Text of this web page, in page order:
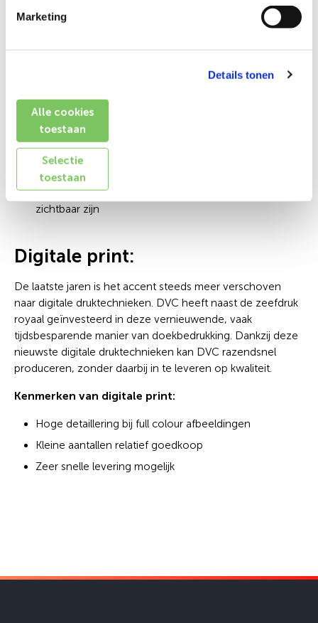
Marketing
Details tonen
Alle cookies
toestaan
Selectie
toestaan
Hoge kleurechtheid
De DVC SignStore investeert continue in het optimaliseren
van haar druktechnieken. Met als resultaat dat DVC nu met
zeer hoge liniatuur (tot 14 lijns!) kan drukken.
Hogere liniatuur biedt de volgende voordelen:
Zeer gedetailleerd beeld mogelijk
Rustig beeld doordat de rasterpunten nauwelijks
zichtbaar zijn
Digitale print:
De laatste jaren is het accent steeds meer verschoven
naar digitale druktechnieken. DVC heeft naast de zeefdruk
royaal geïnvesteerd in deze vernieuwende, vaak
tijdsbesparende manier van doekbedrukking. Dankzij deze
nieuwste digitale druktechnieken kan DVC razendsnel
produceren, zonder daarbij in te leveren op kwaliteit.
Kenmerken van digitale print:
Hoge detaillering bij full colour afbeeldingen
Kleine aantallen relatief goedkoop
Zeer snelle levering mogelijk